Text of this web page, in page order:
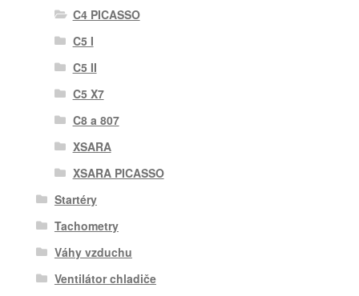
C4 PICASSO
C5 I
C5 II
C5 X7
C8 a 807
XSARA
XSARA PICASSO
Startéry
Tachometry
Váhy vzduchu
Ventilátor chladiče